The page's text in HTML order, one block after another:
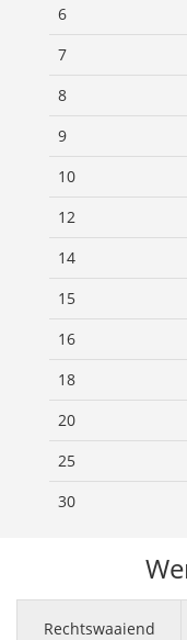
6
7
8
9
10
12
14
15
16
18
20
25
30
Rechtswaaiend